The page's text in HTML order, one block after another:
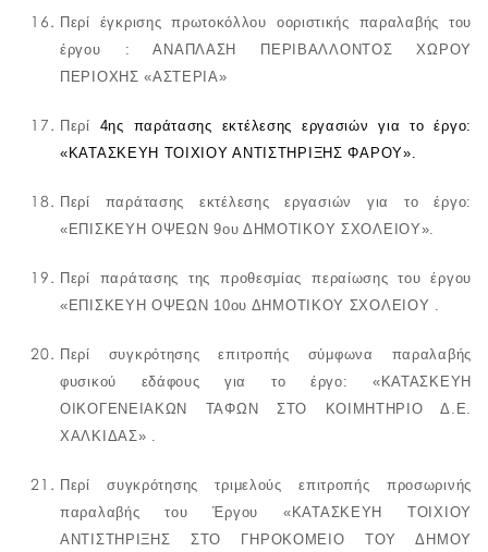
Περί έγκρισης πρωτοκόλλου oοριστικής παραλαβής του
έργου : ΑΝΑΠΛΑΣΗ ΠΕΡΙΒΑΛΛΟΝΤΟΣ ΧΩΡΟΥ
ΠΕΡΙΟΧΗΣ «ΑΣΤΕΡΙΑ»
Περί 4ης παράτασης εκτέλεσης εργασιών για το έργο:
«ΚΑΤΑΣΚΕΥΗ ΤΟΙΧΙΟΥ ΑΝΤΙΣΤΗΡΙΞΗΣ ΦΑΡΟΥ».
Περί παράτασης εκτέλεσης εργασιών για το έργο:
«ΕΠΙΣΚΕΥΗ ΟΨΕΩΝ 9ου ΔΗΜΟΤΙΚΟΥ ΣΧΟΛΕΙΟΥ».
Περί παράτασης της προθεσμίας περαίωσης του έργου
« ΕΠΙΣΚΕΥΗ ΟΨΕΩΝ 10ου ΔΗΜΟΤΙΚΟΥ ΣΧΟΛΕΙΟΥ .
Περί συγκρότησης επιτροπής σύμφωνα παραλαβής
φυσικού εδάφους για το έργο: «ΚΑΤΑΣΚΕΥΗ
ΟΙΚΟΓΕΝΕΙΑΚΩΝ ΤΑΦΩΝ ΣΤΟ ΚΟΙΜΗΤΗΡΙΟ Δ.Ε.
ΧΑΛΚΙΔΑΣ» .
Περί συγκρότησης τριμελούς επιτροπής προσωρινής
παραλαβής του Έργου«ΚΑΤΑΣΚΕΥΗ ΤΟΙΧΙΟΥ
ΑΝΤΙΣΤΗΡΙΞΗΣ ΣΤΟ ΓΗΡΟΚΟΜΕΙΟ ΤΟΥ ΔΗΜΟΥ